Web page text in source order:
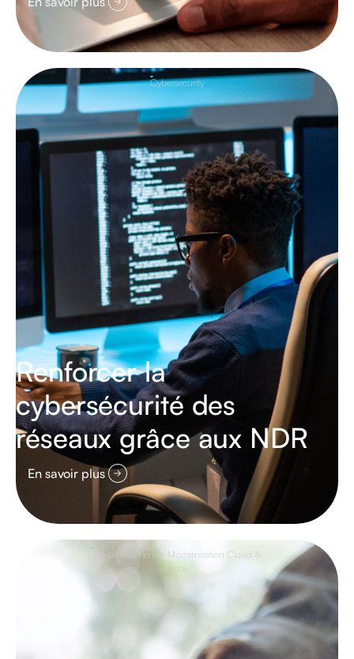
Cybersecurity
Renforcer la
cybersécurité des
réseaux grâce aux NDR
En savoir plus
Digital Experience , Modernization Cloud &
Infra